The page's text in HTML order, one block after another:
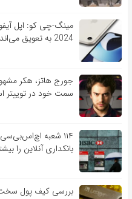
2024 به تعویق می‌اندازد
جورج هاتز، هکر
سمت خود در توییتر
۱۱۴ شعبه
بانکداری آنلاین را
بررسی کیف‌ پول